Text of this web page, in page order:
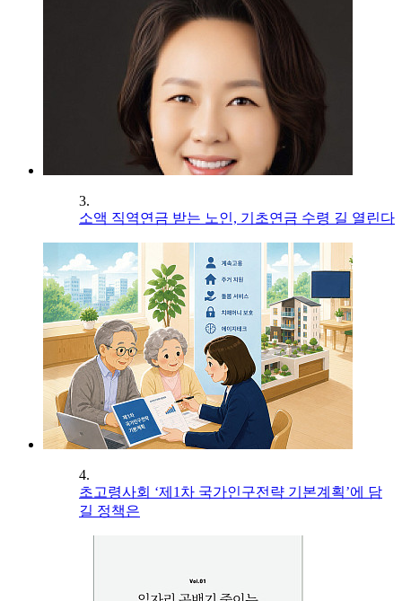
3.
소액 직역연금 받는 노인, 기초연금 수령 길 열린다
4.
초고령사회 ‘제1차 국가인구전략 기본계획’에 담
길 정책은